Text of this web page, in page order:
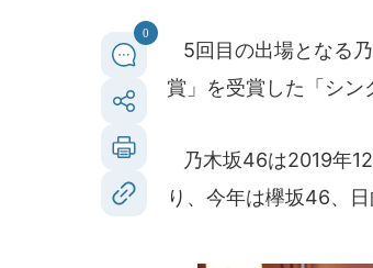
0
5回目の出場となる
賞」を受賞した「シン
乃木坂46は2019年
り、今年は欅坂46、